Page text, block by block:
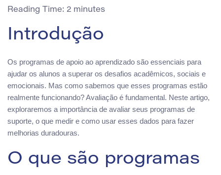
Reading Time: 2 minutes
Introdução
Os programas de apoio ao aprendizado são essenciais para
ajudar os alunos a superar os desafios acadêmicos, sociais e
emocionais. Mas como sabemos que esses programas estão
realmente funcionando? Avaliação é fundamental. Neste artigo,
exploraremos a importância de avaliar seus programas de
suporte, o que medir e como usar esses dados para fazer
melhorias duradouras.
O que são programas